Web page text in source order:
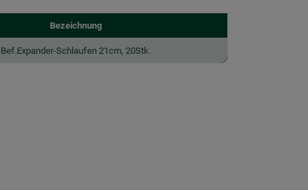
Bezeichnung
Bef.Expander-Schlaufen 21cm, 20Stk.